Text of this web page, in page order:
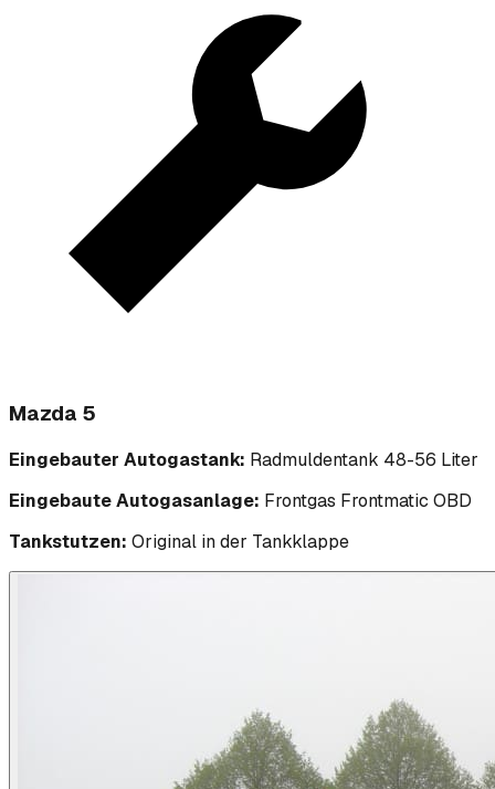
Mazda 5
Eingebauter Autogastank: Radmuldentank 48-56 Liter
Eingebaute Autogasanlage: Frontgas Frontmatic OBD
Tankstutzen: Original in der Tankklappe